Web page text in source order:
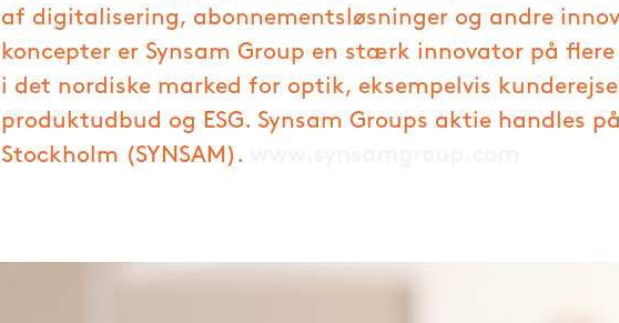
af digitalisering, abonnementsløsninger og andre
koncepter er Synsam Group en stærk innovator på
i det nordiske marked for optik, eksempelvis
produktudbud og ESG. Synsam Groups aktie handles
Stockholm (SYNSAM).